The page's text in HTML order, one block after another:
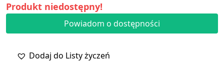
Produkt niedostępny!
Powiadom o dostępności
Dodaj do Listy życzeń